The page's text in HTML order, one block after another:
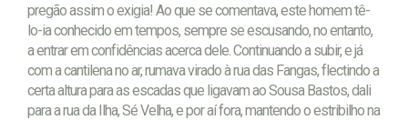
pregão assim o exigia! Ao que se comentava, este homem tê-
lo-ia conhecido em tempos, sempre se escusando, no entanto,
a entrar em confidências acerca dele. Continuando a subir, e já
com a cantilena no ar, rumava virado à rua das Fangas, flectindo a
certa altura para as escadas que ligavam ao Sousa Bastos, dali
para a rua da Ilha, Sé Velha, e por aí fora, mantendo o estribilho na